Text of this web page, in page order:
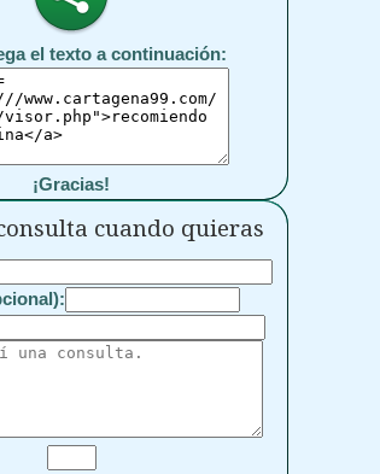
el texto a continuación:
¡Gracias!
cuando quieras